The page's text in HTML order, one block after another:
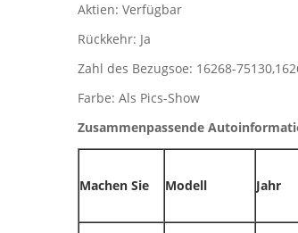
Aktien: Verfügbar
Rückkehr: Ja
Zahl des Bezugsoe: 16268-
Farbe: Als Pics-Show
Zusammenpassende
Machen Sie Modell Jahr